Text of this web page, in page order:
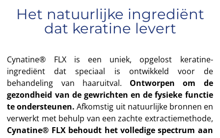
Het natuurlijke ingrediënt
dat keratine levert
Cynatine® FLX is een uniek, opgelost keratine-
ingrediënt dat speciaal is ontwikkeld voor de
behandeling van haaruitval. Ontworpen om de
gezondheid van de gewrichten en de fysieke functie
te ondersteunen. Afkomstig uit natuurlijke bronnen en
verwerkt met behulp van een zachte extractiemethode,
Cynatine® FLX behoudt het volledige spectrum aan